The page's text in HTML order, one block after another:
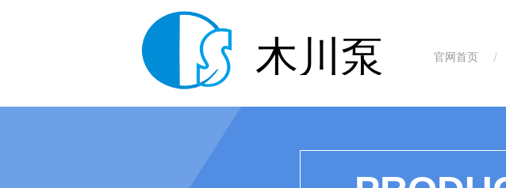
官网首页
木川泵
Control Render